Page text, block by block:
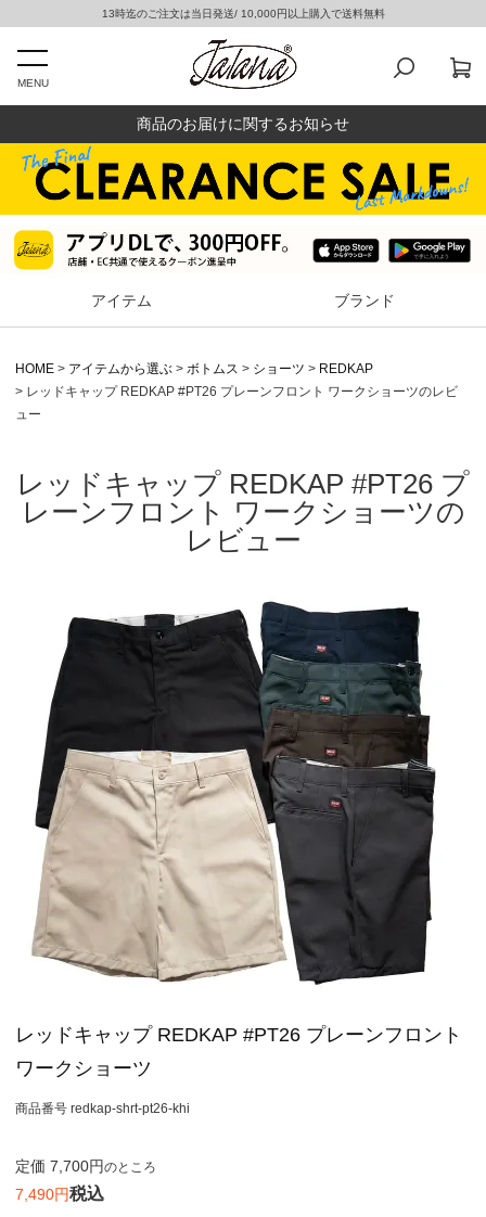
13時迄のご注文は当日発送/ 10,000円以上購入で送料無料
MENU
商品のお届けに関するお知らせ
アイテム ブランド
HOME アイテムから選ぶ ボトムス ショーツ
REDKAP
レッドキャップ REDKAP #PT26 プレーンフロント ワークショーツのレビ
ュー
レッドキャップ REDKAP #PT26 プ
レーンフロント ワークショーツの
レビュー
レッドキャップ REDKAP #PT26 プレーンフロント
ワークショーツ
商品番号 redkap-shrt-pt26-khi
定価 7,700 のところ
7,490 税込